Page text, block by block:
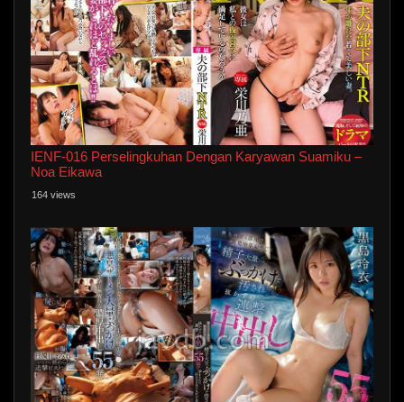
IENF-016 Perselingkuhan Dengan Karyawan Suamiku –
Noa Eikawa
164 views